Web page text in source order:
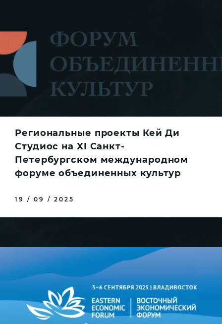
Региональные проекты Кей Ди
Студиос на XI Санкт-
Петербургском международном
форуме объединенных культур
19 / 09 / 2025